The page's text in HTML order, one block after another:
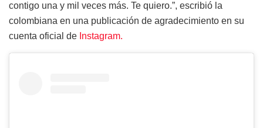
contigo una y mil veces más. Te quiero.”, escribió la
colombiana en una publicación de agradecimiento en su
cuenta oficial de Instagram.